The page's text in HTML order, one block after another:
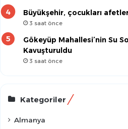
Büyükşehir, çocukları
3 saat önce
Gökeyüp Mahallesi’nin Su
Kavuşturuldu
3 saat önce
Kategoriler
Almanya